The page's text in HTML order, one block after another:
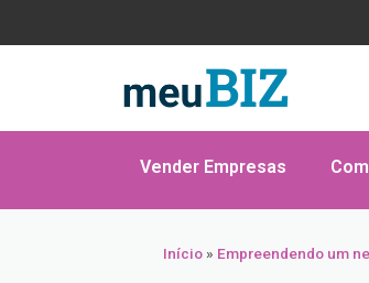
Vender Empresas
Início» Empreendendo um